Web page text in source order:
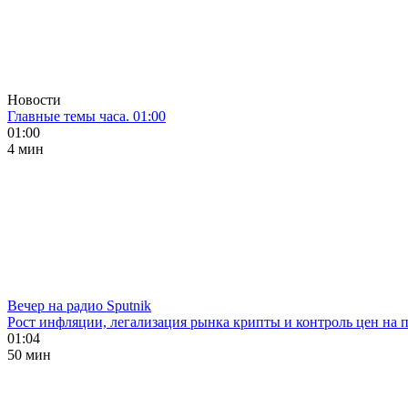
Новости
Главные темы часа. 01:00
01:00
4 мин
Вечер на радио Sputnik
Рост инфляции, легализация рынка крипты и контроль цен на
01:04
50 мин